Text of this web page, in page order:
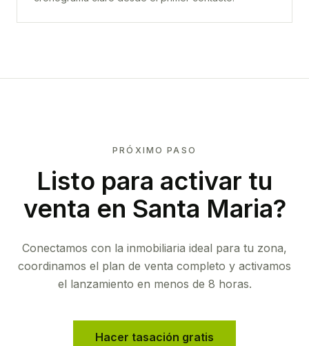
PRÓXIMO PASO
Listo para activar tu
venta en Santa Maria?
Conectamos con la inmobiliaria ideal para tu zona,
coordinamos el plan de venta completo y activamos
el lanzamiento en menos de 8 horas.
Hacer tasación gratis